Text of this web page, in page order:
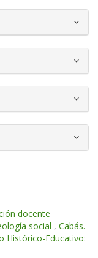
docente
social , Cabás.
Histórico-Educativo: